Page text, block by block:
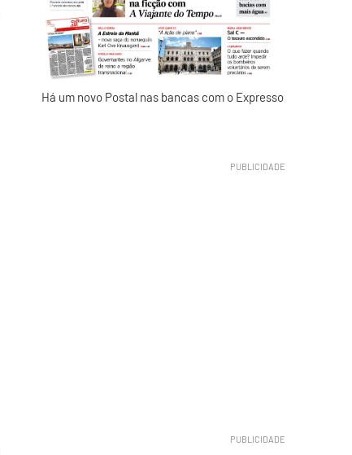
Há um novo Postal nas bancas com o Expresso